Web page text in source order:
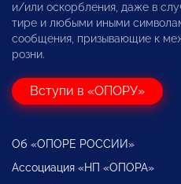
и/или оскорбления, даже в
тире и любыми иными
сообщения, призывающие к
розни.
Вступи в «ОПОРУ»
Об «ОПОРЕ РОССИИ»
Ассоциация «НП «ОПОРА»